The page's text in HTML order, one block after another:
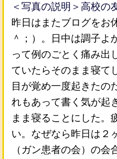
＜写真の説明＞高校の
昨日はまたブログをお
＾；）。日中は調子よ
って例のごとく痛み出
ていたらそのまま寝て
目が覚め一度起きたの
れもあって書く気が起
まま寝ることにした。
い。なぜなら昨日は２
（ガン患者の会）の